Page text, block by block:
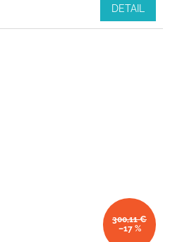
M
DETAIL
300,11 €
–17 %